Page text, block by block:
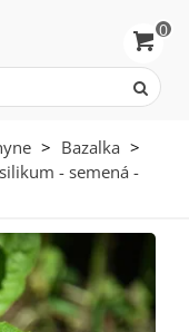
0
> Bazalka >
- semená -